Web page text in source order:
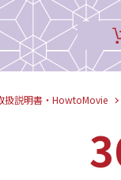
扱説明書・HowtoMovie